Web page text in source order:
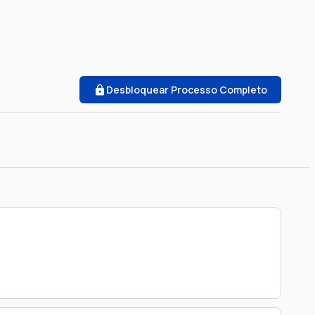
Desbloquear Processo Completo